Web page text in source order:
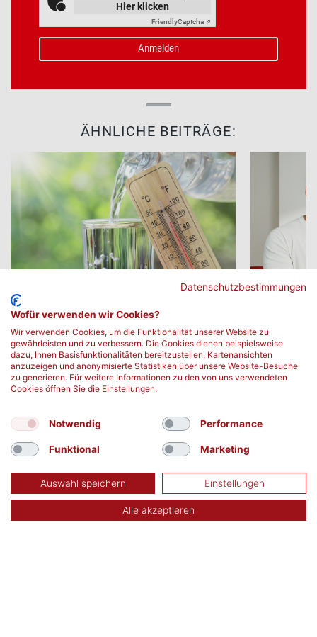
Hier klicken
FriendlyCaptcha ⇗
TERMIN SUCHEN
ÄHNLICHE BEITRÄGE:
Blutspenden bei Hitze: Mit guter
Vorbereitung ganz einfach Leben retten
mehr erfahren
Kampagne
mehr erfahren
Datenschutzbestimmungen
Wofür verwenden wir Cookies?
Wir verwenden Cookies, um die Funktionalität unserer Website zu
gewährleisten und zu verbessern. Die Cookies dienen beispielsweise
dazu, Ihnen Basisfunktionalitäten bereitzustellen, Kartenansichten
anzuzeigen und anonymisierte Statistiken über unsere Website-Besuche
zu generieren. Für weitere Informationen zu den von uns verwendeten
Cookies öffnen Sie die Einstellungen.
Notwendig Performance
Funktional Marketing
Auswahl speichern Einstellungen
Alle akzeptieren